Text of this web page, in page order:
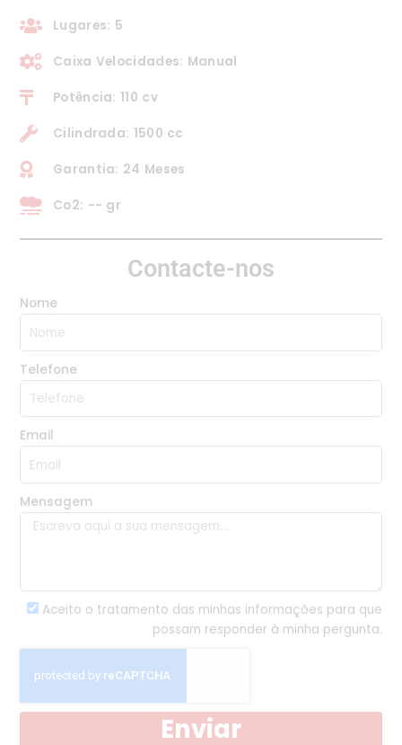
Lugares: 5
Caixa Velocidades: Manual
Potência: 110 cv
Cilindrada: 1500 cc
Garantia: 24 Meses
Co2: -- gr
Contacte-nos
Nome
Telefone
Email
Mensagem
Aceito o tratamento das minhas informações para que
possam responder à minha pergunta.
Enviar